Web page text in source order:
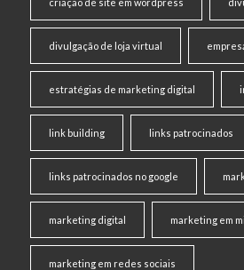
divulgação de loja virtual
estratégias de marketing digital
link building links patrocinados
links patrocinados no google
marketing digital marketing em
marketing em redes sociais